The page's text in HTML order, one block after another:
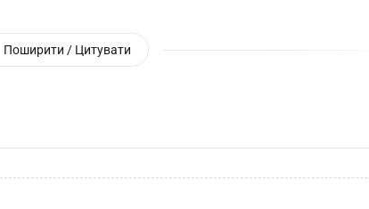
Поширити / Цитувати